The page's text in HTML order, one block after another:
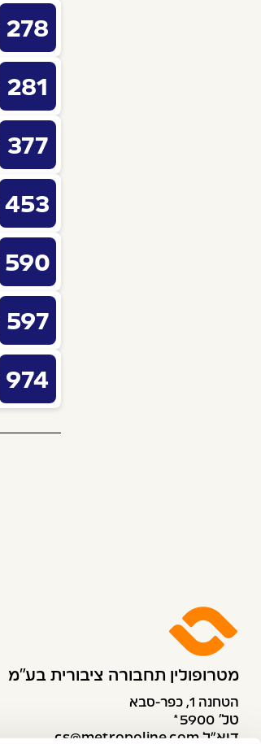
278
281
377
453
590
597
974
מטרופולין תחבורה ציבורית בע״מ
הטחנה 1, כפר-סבא
טל׳ 5900*
דוא”ל cs@metropoline.com